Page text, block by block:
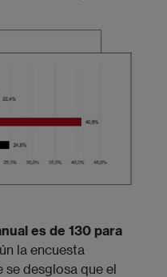
es de 130 para
la encuesta
se desglosa que el